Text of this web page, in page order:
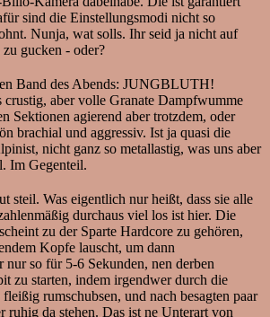
sind die Einstellungsmodi nicht so
Nunja, wat solls. Ihr seid ja nicht auf
gucken - oder?
Band des Abends: JUNGBLUTH!
crustig, aber volle Granate Dampfwumme
Sektionen agierend aber trotzdem, oder
brachial und aggressiv. Ist ja quasi die
nicht ganz so metallastig, was uns aber
Im Gegenteil.
steil. Was eigentlich nur heißt, dass sie alle
durchaus viel los ist hier. Die
zu der Sparte Hardcore zu gehören,
Kopfe lauscht, um dann
nur so für 5-6 Sekunden, nen derben
zu starten, indem irgendwer durch die
rumschubsen, und nach besagten paar
ruhig da stehen. Das ist ne Unterart von